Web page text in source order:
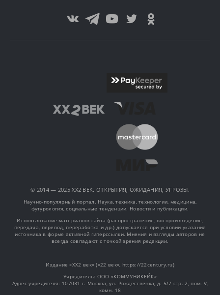
© 2014 — 2025 XX2 ВЕК. ОТКРЫТИЯ, ОЖИДАНИЯ, УГРОЗЫ.
Научно-популярный портал. Наука, техника, технологии, медицина,
футурология, социальные тенденции. Новости и публикации.
Использование материалов сайта (распространение, воспроизведение,
передача, перевод, переработка и др.) допускается при условии указания
источника в форме активной гиперссылки. Мнения и взгляды авторов не
всегда совпадают с точкой зрения редакции.
Издание «XX2 век» («22 век», https://22century.ru)
Учредитель: OOO «КОММУНИКЕЙК»
Адрес учредителя: 107031 г. Москва, ул. Рождественка, д. 5/7 стр. 2, пом. V,
комн. 18